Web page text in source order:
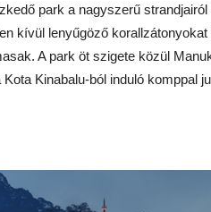
park a nagyszerű
kívül lenyűgöző
A park öt szigete közül
Kinabalu-ból induló komppal